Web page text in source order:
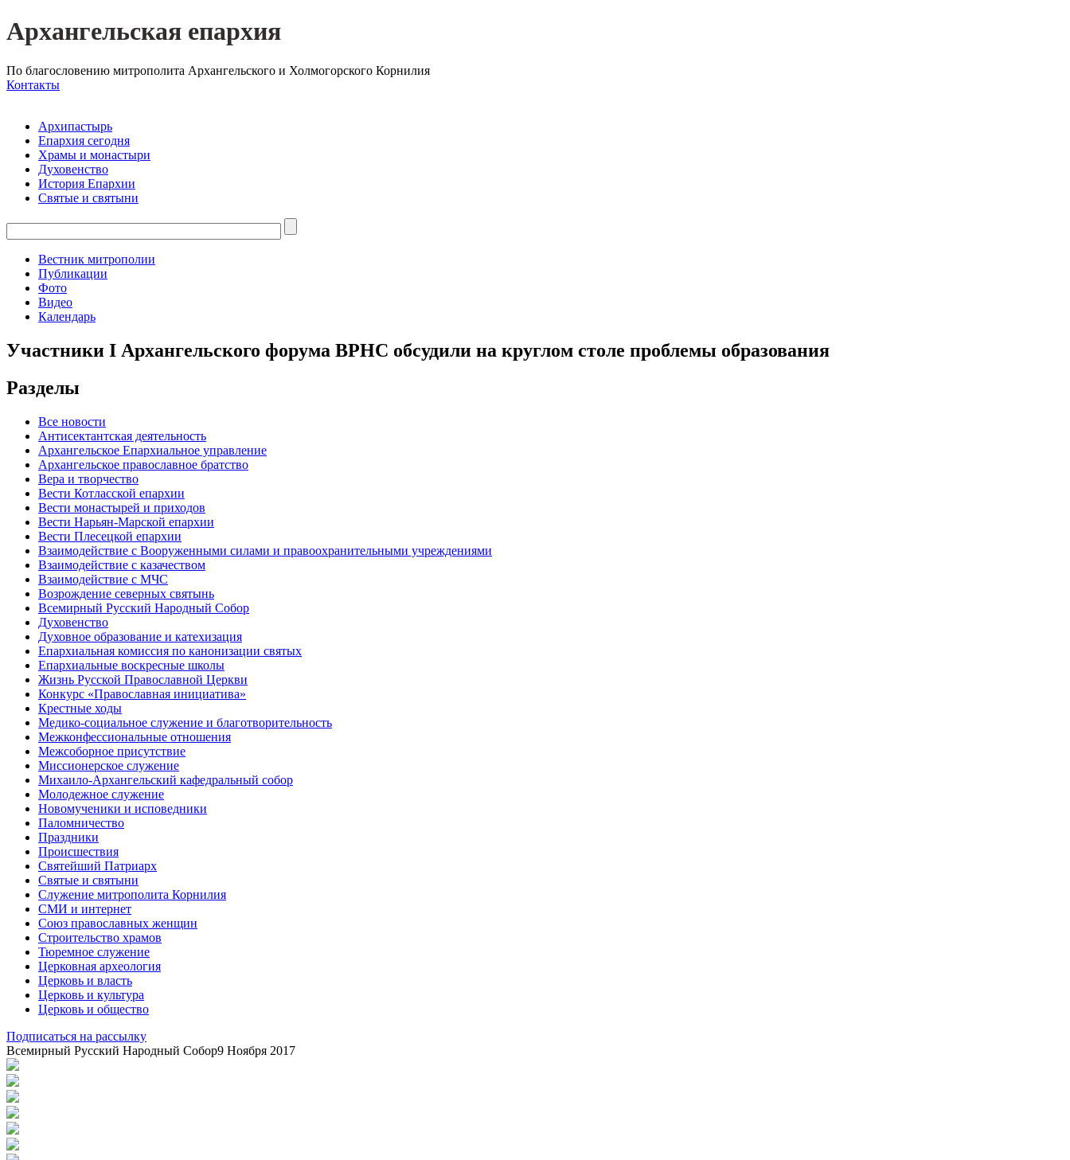
Архангельская епархия
По благословению митрополита Архангельского и Холмогорского Корнилия
Контакты
Архипастырь
Епархия сегодня
Храмы и монастыри
Духовенство
История Епархии
Святые и святыни
Вестник митрополии
Публикации
Фото
Видео
Календарь
Участники I Архангельского форума ВРНС обсудили на круглом столе проблемы образования
Разделы
Все новости
Антисектантская деятельность
Архангельское Епархиальное управление
Архангельское православное братство
Вера и творчество
Вести Котласской епархии
Вести монастырей и приходов
Вести Нарьян-Марской епархии
Вести Плесецкой епархии
Взаимодействие с Вооруженными силами и правоохранительными учреждениями
Взаимодействие с казачеством
Взаимодействие с МЧС
Возрождение северных святынь
Всемирный Русский Народный Собор
Духовенство
Духовное образование и катехизация
Епархиальная комиссия по канонизации святых
Епархиальные воскресные школы
Жизнь Русской Православной Церкви
Конкурс «Православная инициатива»
Крестные ходы
Медико-социальное служение и благотворительность
Межконфессиональные отношения
Межсоборное присутствие
Миссионерское служение
Михаило-Архангельский кафедральный собор
Молодежное служение
Новомученики и исповедники
Паломничество
Праздники
Происшествия
Святейший Патриарх
Святые и святыни
Служение митрополита Корнилия
СМИ и интернет
Союз православных женщин
Строительство храмов
Тюремное служение
Церковная археология
Церковь и власть
Церковь и культура
Церковь и общество
Подписаться на рассылку
Всемирный Русский Народный Собор9 Ноября 2017